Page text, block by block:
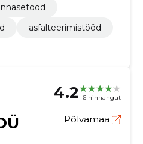
asfalteerimistööd
4.2 6 hinnangut
Põlvamaa